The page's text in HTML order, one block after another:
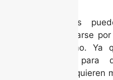
Nuestros dientes
simplemente dañarse
nuestro organismo. Ya
constantemente
ingerimos, que requieren